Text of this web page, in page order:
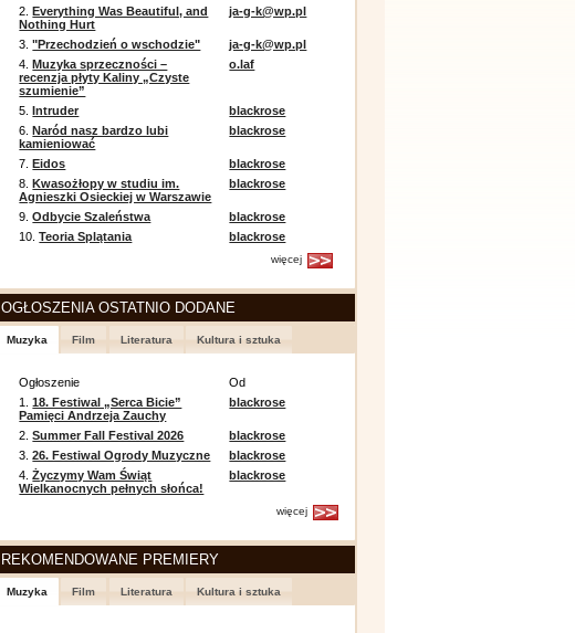
2.Everything Was Beautiful, and
Nothing Hurt
ja-g-k@wp.pl
3."Przechodzień o wschodzie"
ja-g-k@wp.pl
4.Muzyka sprzeczności –
recenzja płyty Kaliny „Czyste
szumienie”
o.laf
5.Intruder
blackrose
6.Naród nasz bardzo lubi
kamieniować
blackrose
7.Eidos
blackrose
8.Kwasożłopy w studiu im.
Agnieszki Osieckiej w Warszawie
blackrose
9.Odbycie Szaleństwa
blackrose
10.Teoria Splątania blackrose
więcej
OGŁOSZENIA OSTATNIO DODANE
Muzyka Film Literatura Kultura i sztuka
Ogłoszenie
Od
1.18. Festiwal „Serca Bicie”
Pamięci Andrzeja Zauchy
blackrose
2.Summer Fall Festival 2026
blackrose
3.26. Festiwal Ogrody Muzyczne
blackrose
4.Życzymy Wam Świąt
Wielkanocnych pełnych słońca!
blackrose
więcej
REKOMENDOWANE PREMIERY
Muzyka Film Literatura Kultura i sztuka